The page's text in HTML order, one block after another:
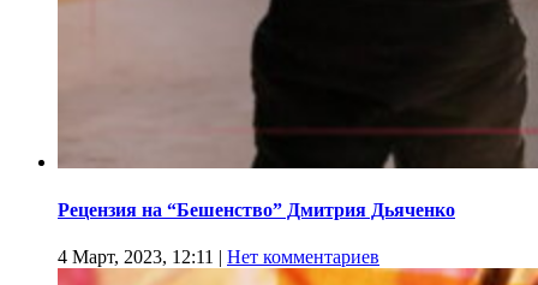
Рецензия на “Бешенство” Дмитрия Дьяченко
4 Март, 2023, 12:11 | Нет комментариев